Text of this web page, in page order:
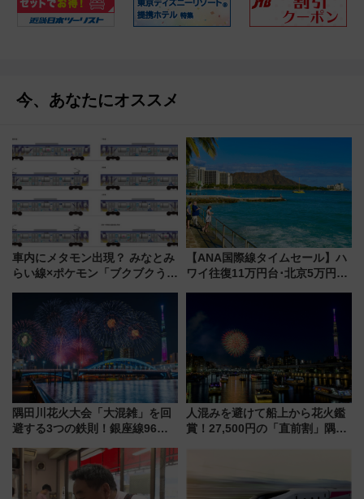
今、あなたにオススメ
車内にメタモン出現？ みなとみ
らい線×ポケモン「ブクブクうみ
行開始に！ この夏は直通列車で
横浜へ！
【ANA国際線タイムセール】ハ
ワイ往復11万円台･北京5万円台
隅田川花火大会「大混雑」を回
避する3つの鉄則！銀座線96本
ツリー駅の規制まとめ 7/25開催
（2026年）
人混みを避けて船上から花火鑑
賞！27,500円の「直前割」隅田